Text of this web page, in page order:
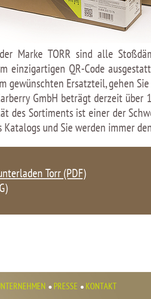
Marke TORR sind alle
einzigartigen QR-Code
gewünschten Ersatzteil, gehen
GmbH beträgt derzeit
des Sortiments ist einer der
Katalogs und Sie werden immer
Torr (PDF)
PRESSE KONTAKT